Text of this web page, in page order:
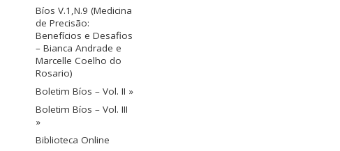
Bíos V.1,N.9 (Medicina
de Precisão:
Benefícios e Desafios
– Bianca Andrade e
Marcelle Coelho do
Rosario)
Boletim Bíos – Vol. II »
Boletim Bíos – Vol. III
»
Biblioteca Online